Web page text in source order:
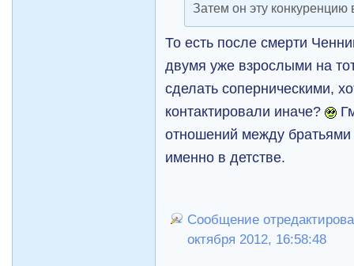
Затем он эту
То есть после смерти
двумя уже взрослыми на
сделать соперническими,
контактировали иначе?
отношений между
именно в детстве.
Сообщение
октября 2012, 16:58:48